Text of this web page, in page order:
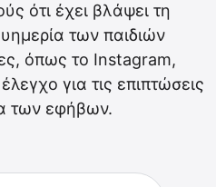
ότι έχει βλάψει τη
των παιδιών
όπως το Instagram,
για τις επιπτώσεις
των εφήβων.